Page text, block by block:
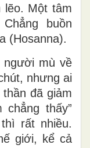
lẽo. Một tâm
buồn
(Hosanna).
người mù về
nhưng ai
đã giảm
thấy”
rất nhiều.
giới, kể cả